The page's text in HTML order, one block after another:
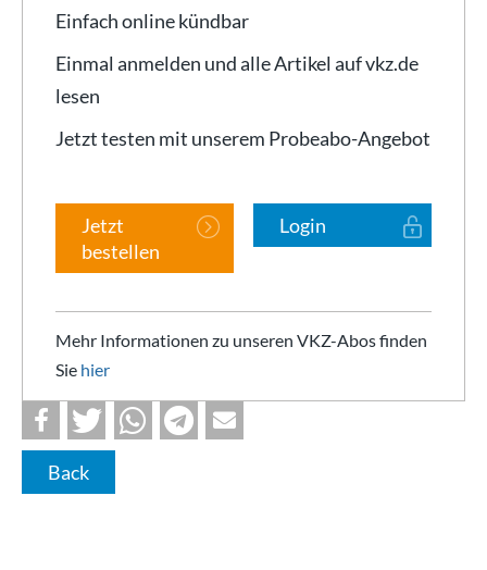
Einfach online kündbar
Einmal anmelden und alle Artikel auf vkz.de
lesen
Jetzt testen mit unserem Probeabo-Angebot
Jetzt
bestellen
Login
Mehr Informationen zu unseren VKZ-Abos finden
Sie hier
Back